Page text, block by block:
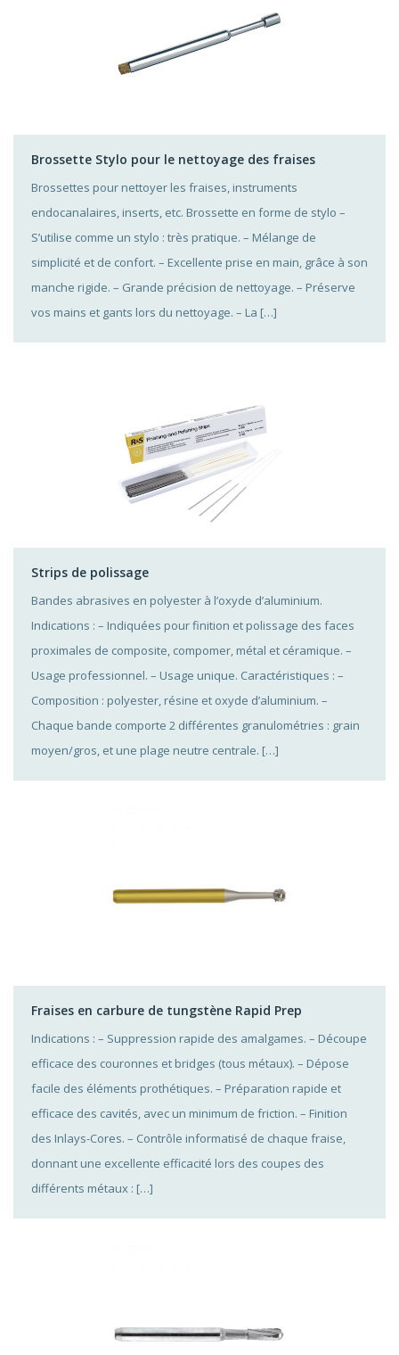
Brossette Stylo pour le nettoyage des fraises
Brossettes pour nettoyer les fraises, instruments
endocanalaires, inserts, etc. Brossette en forme de stylo –
S’utilise comme un stylo : très pratique. – Mélange de
simplicité et de confort. – Excellente prise en main, grâce à son
manche rigide. – Grande précision de nettoyage. – Préserve
vos mains et gants lors du nettoyage. – La […]
Strips de polissage
Bandes abrasives en polyester à l’oxyde d’aluminium.
Indications : – Indiquées pour finition et polissage des faces
proximales de composite, compomer, métal et céramique. –
Usage professionnel. – Usage unique. Caractéristiques : –
Composition : polyester, résine et oxyde d’aluminium. –
Chaque bande comporte 2 différentes granulométries : grain
moyen/gros, et une plage neutre centrale. […]
Fraises en carbure de tungstène Rapid Prep
Indications : – Suppression rapide des amalgames. – Découpe
efficace des couronnes et bridges (tous métaux). – Dépose
facile des éléments prothétiques. – Préparation rapide et
efficace des cavités, avec un minimum de friction. – Finition
des Inlays-Cores. – Contrôle informatisé de chaque fraise,
donnant une excellente efficacité lors des coupes des
différents métaux : […]